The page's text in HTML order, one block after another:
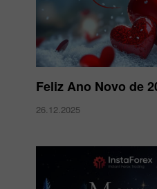
Feliz Ano Novo de
26.12.2025